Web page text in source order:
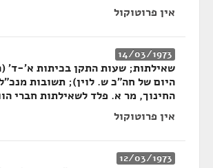
אין פרוטוקול
14/03/1973
שאילתות; שעות התקן בכיתות א'-ד'
היום של חה"כ ש. לוין); תשובות
החינוך, מר א. פלד לשאילתות חברי
אין פרוטוקול
12/03/1973